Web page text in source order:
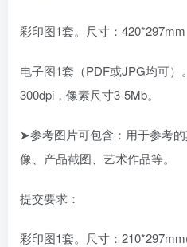
彩印图1套。尺寸：
电子图1套（PDF或JPG均可
300dpi，像素尺寸3-5Mb。
➤参考图片可包含：用于参考
像、产品截图、艺术作品等。
提交要求：
彩印图1套。尺寸：